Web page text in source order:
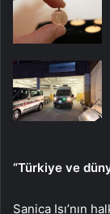
“Türkiye ve
Sanica Isı’nın